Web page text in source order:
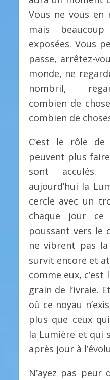
Vous ne vous en
mais
exposées. Vous
passe, arrêtez-
monde, ne
nombril,
combien de
combien de
C’est le rôle
peuvent plus
sont acculés.
aujourd’hui la
cercle avec un
chaque jour
poussant vers le
ne vibrent pas
survit encore et
comme eux,
grain de l’ivraie.
où ce noyau
plus que ceux
la Lumière et qui
après jour à
N’ayez pas